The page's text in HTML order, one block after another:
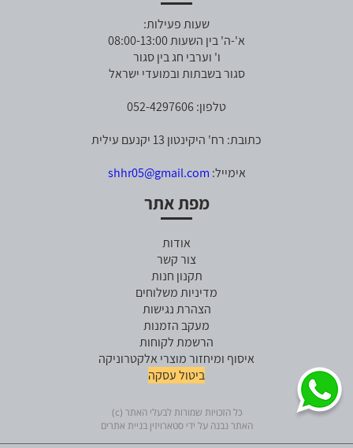
שעות פעילות:
א'-ה' בין השעות 08:00-13:00
ו' וערבי חג בין סגור
סגור בשבתות ובמועדי ישראל
טלפון: 052-4297606
כתובת: רח' היקינטון 13 יקנעם עילית
אימייל: shhr05@gmail.com
מפת אתר
אודות
צור קשר
תקנון חנות
מדיניות משלוחים
הצהרת נגישות
מעקב הזמנות
הרשמת לקוחות
איסוף ומיחזור מוצרי אלקטרוניקה
ביטול עסקה
כל הזכויות שמורות לבעלי האתר (c)
האתר נבנה על ידי סטארויזין בניית אתרים